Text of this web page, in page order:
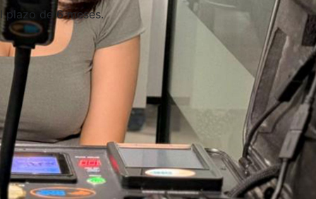
plazo de 6 meses.